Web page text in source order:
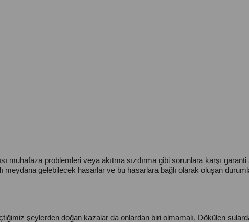
muhafaza problemleri veya akıtma sızdırma gibi sorunlara karşı
meydana gelebilecek hasarlar ve bu hasarlara bağlı olarak oluşan
şeylerden doğan kazalar da onlardan biri olmamalı. Dökülen